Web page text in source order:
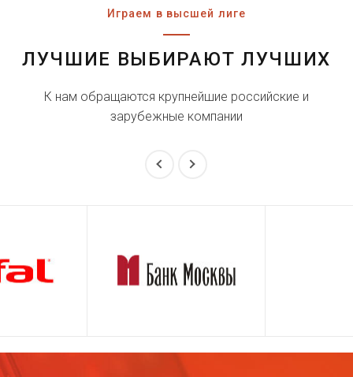
Играем в высшей лиге
ЛУЧШИЕ ВЫБИРАЮТ ЛУЧШИХ
К нам обращаются крупнейшие российские и
зарубежные компании